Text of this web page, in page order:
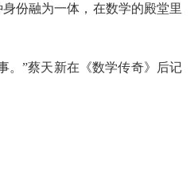
份融为一体，在数学的殿堂里
。”蔡天新在《数学传奇》后记